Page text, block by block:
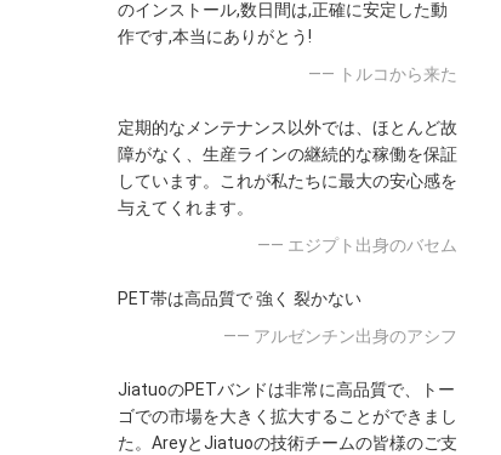
のインストール,数日間は,正確に安定した動
作です,本当にありがとう!
—— トルコから来た
定期的なメンテナンス以外では、ほとんど故
障がなく、生産ラインの継続的な稼働を保証
しています。これが私たちに最大の安心感を
与えてくれます。
—— エジプト出身のバセム
PET帯は高品質で 強く 裂かない
—— アルゼンチン出身のアシフ
JiatuoのPETバンドは非常に高品質で、トー
ゴでの市場を大きく拡大することができまし
た。AreyとJiatuoの技術チームの皆様のご支